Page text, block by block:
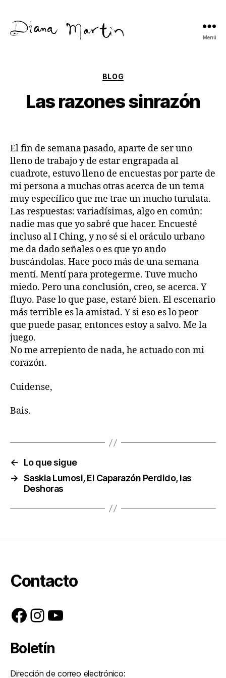
Menú
Categorías
BLOG
Las razones sinrazón
El fin de semana pasado, aparte de ser uno
lleno de trabajo y de estar engrapada al
cuadrote, estuvo lleno de encuestas por parte de
mi persona a muchas otras acerca de un tema
muy específico que me trae un mucho turulata.
Las respuestas: variadísimas, algo en común:
nadie mas que yo sabré que hacer. Encuesté
incluso al I Ching, y no sé si el oráculo urbano
me da dado señales o es que yo ando
buscándolas. Hace poco más de una semana
mentí. Mentí para protegerme. Tuve mucho
miedo. Pero una conclusión, creo, se acerca. Y
fluyo. Pase lo que pase, estaré bien. El escenario
más terrible es la amistad. Y si eso es lo peor
que puede pasar, entonces estoy a salvo. Me la
juego.
No me arrepiento de nada, he actuado con mi
corazón.
Cuidense,
Bais.
←
Lo que sigue
→ Saskia Lumosi, El Caparazón Perdido, las
Deshoras
Contacto
Facebook
Instagram
YouTube
Boletín
Dirección de correo electrónico: